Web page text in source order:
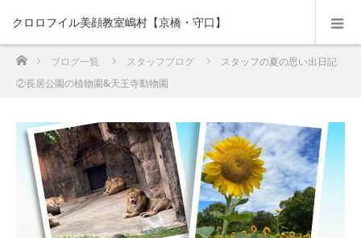
クロロフイル美顔教室嶋村【京橋・守口】
ホームブログ一覧 スタッフブログ
スタッフの夏の思い出日記
②長居公園の植物園&天王寺動物園